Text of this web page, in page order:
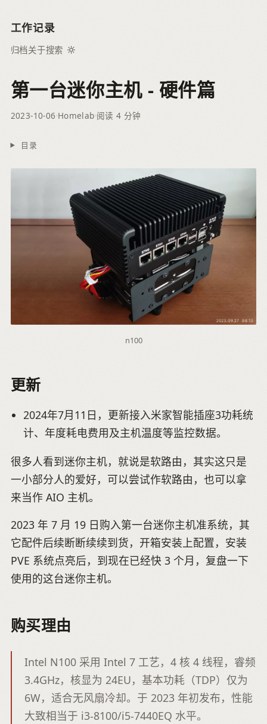
工作记录
归档关于搜索
第一台迷你主机 - 硬件篇
2023-10-06 Homelab阅读 4 分钟
目录
n100
更新
2024年7月11日，更新接入米家智能插座3功耗统
计、年度耗电费用及主机温度等监控数据。
很多人看到迷你主机，就说是软路由，其实这只是
一小部分人的爱好，可以尝试作软路由，也可以拿
来当作 AIO 主机。
2023 年 7 月 19 日购入第一台迷你主机准系统，其
它配件后续断断续续到货，开箱安装上配置，安装
PVE 系统点亮后，到现在已经快 3 个月，复盘一下
使用的这台迷你主机。
购买理由
Intel N100 采用 Intel 7 工艺，4 核 4 线程，睿频
3.4GHz，核显为 24EU，基本功耗（TDP）仅为
6W，适合无风扇冷却。于 2023 年初发布，性能
大致相当于 i3-8100/i5-7440EQ 水平。